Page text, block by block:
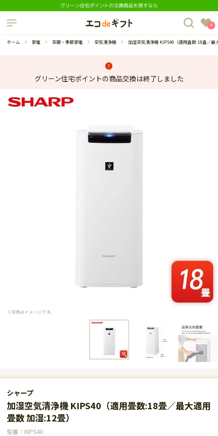
グリーン住宅ポイントの交換商品を探すなら
制度について
よくあるご質問 0
ダイニングセット
ホーム 家電 空調・季節家電 空気清浄機 加湿空気清浄機 KIPS40（適用畳数:18畳／最
グリーン住宅ポイントの商品交換は終了しました
※写真はイメージです。
シャープ
加湿空気清浄機 KIPS40（適用畳数:18畳／最大適用
畳数 加湿:12畳）
型番：KIPS40